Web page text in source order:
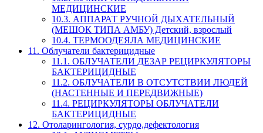
МЕДИЦИНСКИЕ
10.3. АППАРАТ РУЧНОЙ ДЫХАТЕЛЬНЫЙ
(МЕШОК ТИПА АМБУ) Детский, взрослый
10.4. ТЕРМООДЕЯЛА МЕДИЦИНСКИЕ
11. Облучатели бактерицидные
11.1. ОБЛУЧАТЕЛИ ДЕЗАР РЕЦИРКУЛЯТОРЫ
БАКТЕРИЦИДНЫЕ
11.2. ОБЛУЧАТЕЛИ В ОТСУТСТВИИ ЛЮДЕЙ
(НАСТЕННЫЕ И ПЕРЕДВИЖНЫЕ)
11.4. РЕЦИРКУЛЯТОРЫ ОБЛУЧАТЕЛИ
БАКТЕРИЦИДНЫЕ
12. Отоларингология, сурдо,дефектология